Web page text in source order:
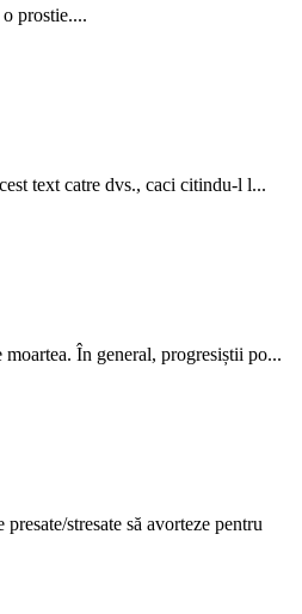
prostie....
text catre dvs., caci citindu-l l...
În general, progresiștii po...
stresate să avorteze pentru